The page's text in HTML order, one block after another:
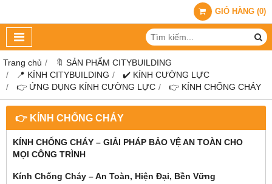
GIỎ HÀNG (0)
Trang chủ
🔖 SẢN PHẨM CITYBUILDING
📍 KÍNH CITYBUILDING
✔️ KÍNH CƯỜNG LỰC
👉 ỨNG DỤNG KÍNH CƯỜNG LỰC
👉 KÍNH CHỐNG CHÁY
👉 KÍNH CHỐNG CHÁY
KÍNH CHỐNG CHÁY – GIẢI PHÁP BẢO VỆ AN TOÀN CHO
MỌI CÔNG TRÌNH
Kính Chống Cháy – An Toàn, Hiện Đại, Bền Vững